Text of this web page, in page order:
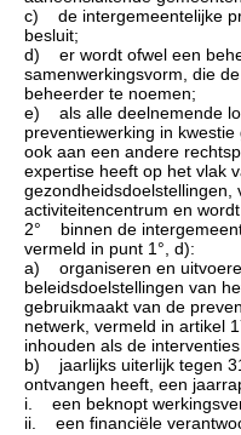
c) de intergemeentelijke
besluit;
d) er wordt ofwel een
samenwerkingsvorm, die
beheerder te noemen;
e) als alle deelnemende
preventiewerking in
ook aan een andere
expertise heeft op het vlak
gezondheidsdoelstellingen,
activiteitencentrum en
2° binnen de
vermeld in punt 1°, d):
a) organiseren en
beleidsdoelstellingen van
gebruikmaakt van de
netwerk, vermeld in artikel
inhouden als de
b) jaarlijks uiterlijk tegen
ontvangen heeft, een
i. een beknopt
ii. een financiële